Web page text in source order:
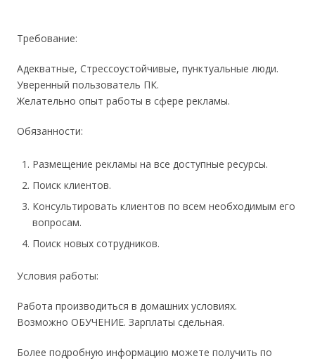
Требование:
Адекватные, Стрессоустойчивые, пунктуальные люди.
Уверенный пользователь ПК.
Желательно опыт работы в сфере рекламы.
Обязанности:
Размещение рекламы на все доступные ресурсы.
Поиск клиентов.
Консультировать клиентов по всем необходимым его
вопросам.
Поиск новых сотрудников.
Условия работы:
Работа производиться в домашних условиях.
Возможно ОБУЧЕНИЕ. Зарплаты сдельная.
Более подробную информацию можете получить по